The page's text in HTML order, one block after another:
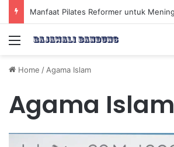
Menu
Home / Agama Islam
Agama Islam